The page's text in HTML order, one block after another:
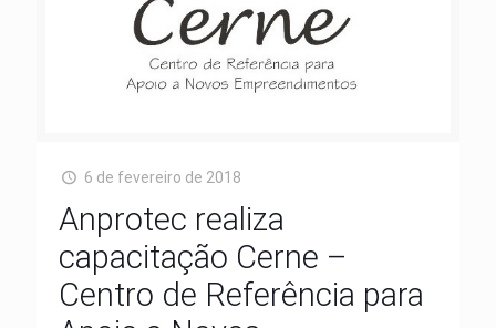
6 de fevereiro de 2018
Anprotec realiza
capacitação Cerne –
Centro de Referência para